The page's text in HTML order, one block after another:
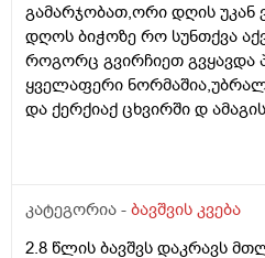
გამარჯობათ,ორი დღის უკან
დღოს ბიჭოზე რო სუნთქვა
როგორც გვირჩიეთ
ყველაფერი
და ქერქიაქ ცხვირში დ
დღის 4.600 დღეს
კიდევ უნდა,ამ საღამოთი
კატეგორია - ბავშვის კვება
2.8 წლის ბავშვს დაკრავს